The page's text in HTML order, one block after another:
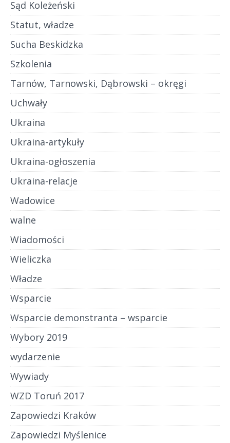
Sąd Koleżeński
Statut, władze
Sucha Beskidzka
Szkolenia
Tarnów, Tarnowski, Dąbrowski – okręgi
Uchwały
Ukraina
Ukraina-artykuły
Ukraina-ogłoszenia
Ukraina-relacje
Wadowice
walne
Wiadomości
Wieliczka
Władze
Wsparcie
Wsparcie demonstranta – wsparcie
Wybory 2019
wydarzenie
Wywiady
WZD Toruń 2017
Zapowiedzi Kraków
Zapowiedzi Myślenice